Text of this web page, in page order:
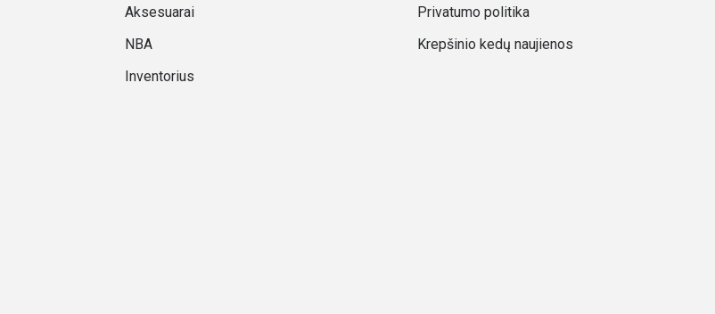
Aksesuarai
NBA
Inventorius
Privatumo politika
Krepšinio kedų naujienos